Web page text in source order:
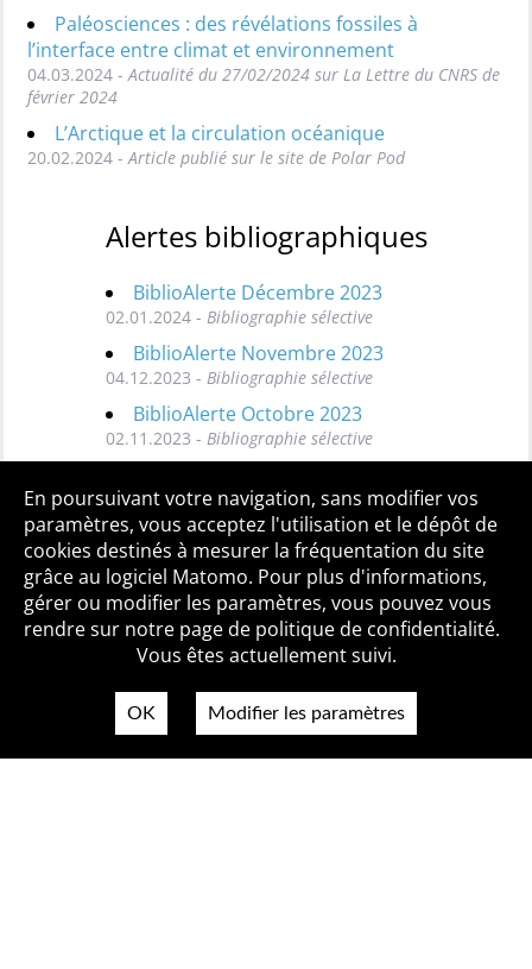
Paléosciences : des révélations fossiles à
l’interface entre climat et environnement
04.03.2024 - Actualité du 27/02/2024 sur La Lettre du CNRS de
février 2024
L’Arctique et la circulation océanique
20.02.2024 - Article publié sur le site de Polar Pod
Alertes bibliographiques
BiblioAlerte Décembre 2023
02.01.2024 - Bibliographie sélective
BiblioAlerte Novembre 2023
04.12.2023 - Bibliographie sélective
BiblioAlerte Octobre 2023
02.11.2023 - Bibliographie sélective
Toutes les BiblioAlertes
Qui sommes-nous ? Mentions légales
Accessibilité
Politique de confidentialité
Contact
En poursuivant votre navigation, sans modifier vos
paramètres, vous acceptez l'utilisation et le dépôt de
cookies destinés à mesurer la fréquentation du site
grâce au logiciel Matomo. Pour plus d'informations,
gérer ou modifier les paramètres, vous pouvez vous
rendre sur notre page de politique de confidentialité.
Vous êtes actuellement suivi.
OK Modifier les paramètres